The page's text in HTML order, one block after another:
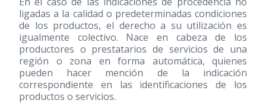
ligadas a la calidad o predeterminadas condiciones
de los productos, el derecho a su utilización es
igualmente colectivo. Nace en cabeza de los
productores o prestatarios de servicios de una
región o zona en forma automática, quienes
pueden hacer mención de la indicación
correspondiente en las identificaciones de los
productos o servicios.